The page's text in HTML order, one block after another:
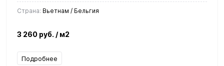
Страна: Вьетнам / Бельгия
3 260 руб. / м2
Подробнее